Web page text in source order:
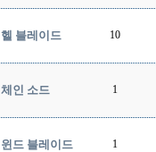
헬 블레이드 10
체인 소드 1
윈드 블레이드 1